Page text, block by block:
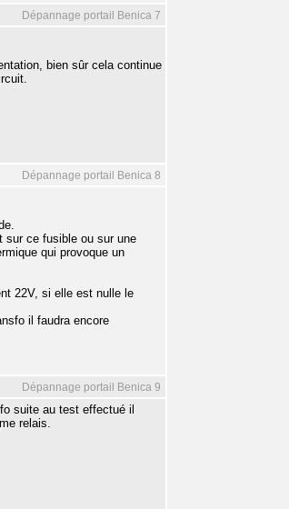
Dépannage portail Benica 7
bien sûr cela continue
Dépannage portail Benica 8
sur ce fusible ou sur une
qui provoque un
22V, si elle est nulle le
il faudra encore
Dépannage portail Benica 9
suite au test effectué il
relais.